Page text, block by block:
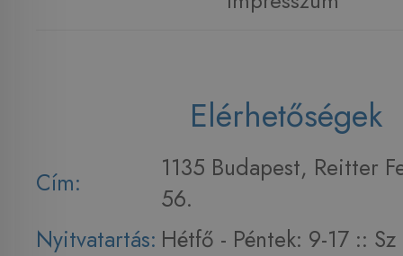
Elérhetőségek
Cím:
1135 Budapest, Reitter
56.
Nyitvatartás: Hétfő - Péntek: 9-17 :: Sz